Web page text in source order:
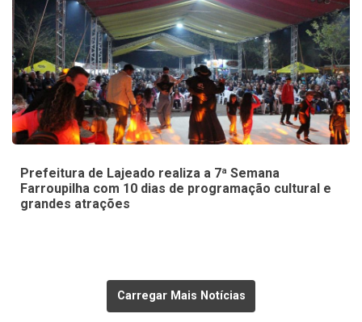
Prefeitura de Lajeado realiza a 7ª Semana
Farroupilha com 10 dias de programação cultural e
grandes atrações
Carregar Mais Notícias